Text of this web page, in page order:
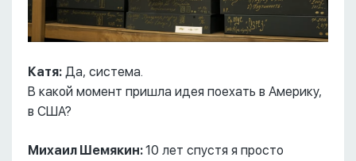
Катя: Да, система.
В какой момент пришла идея поехать в Америку,
в США?
Михаил Шемякин:10 лет спустя я просто